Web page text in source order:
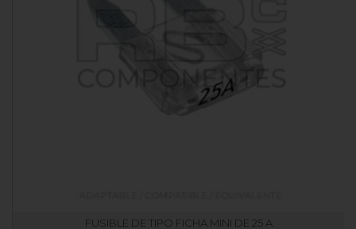
FUSIBLE DE TIPO FICHA MINI DE 25 A